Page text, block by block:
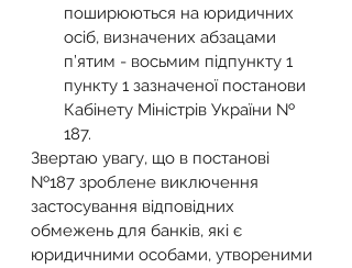
поширюються на юридичних
осіб, визначених абзацами
п’ятим - восьмим підпункту 1
пункту 1 зазначеної постанови
Кабінету Міністрів України №
187.
Звертаю увагу, що в постанові
№187 зроблене виключення
застосування відповідних
обмежень для банків, які є
юридичними особами, утвореними